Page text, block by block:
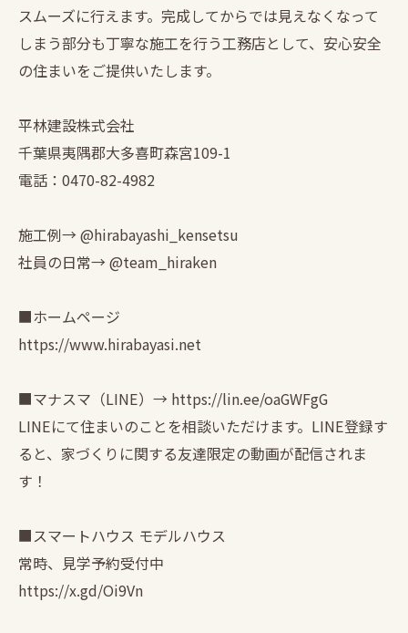
スムーズに行えます。完成してからでは見えなくなって
しまう部分も丁寧な施工を行う工務店として、安心安全
の住まいをご提供いたします。
平林建設株式会社
千葉県夷隅郡大多喜町森宮109-1
電話：0470-82-4982
施工例→ @hirabayashi_kensetsu
社員の日常→ @team_hiraken
■ホームページ
https://www.hirabayasi.net
■マナスマ（LINE）→ https://lin.ee/oaGWFgG
LINEにて住まいのことを相談いただけます。LINE登録す
ると、家づくりに関する友達限定の動画が配信されま
す！
■スマートハウス モデルハウス
常時、見学予約受付中
https://x.gd/Oi9Vn